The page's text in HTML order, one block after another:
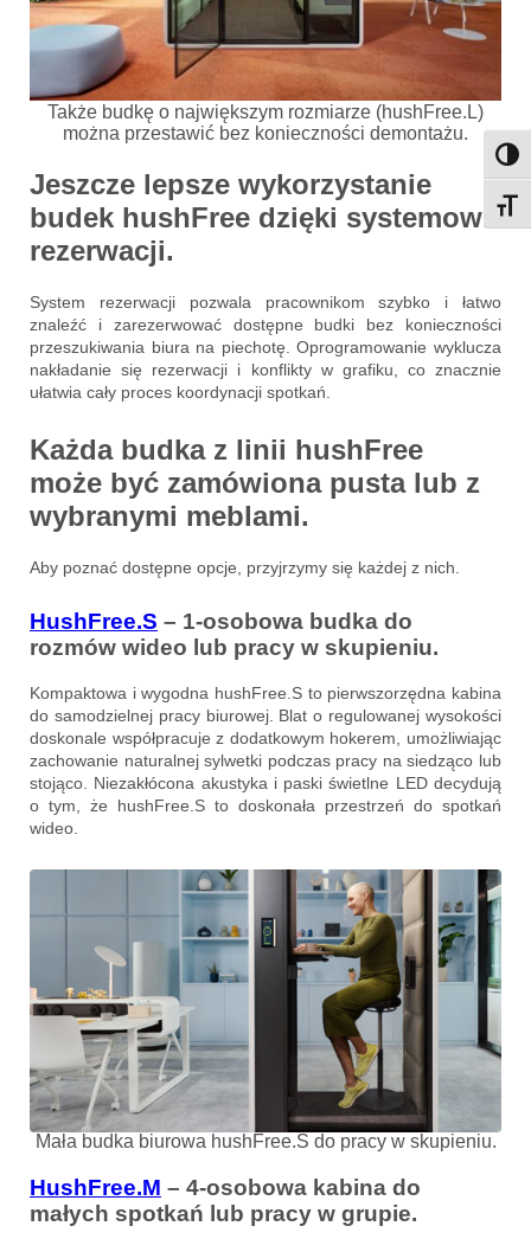
Także budkę o największym rozmiarze (hushFree.L)
można przestawić bez konieczności demontażu.
Jeszcze lepsze wykorzystanie
budek hushFree dzięki systemowi
rezerwacji.
System rezerwacji pozwala pracownikom szybko i łatwo
znaleźć i zarezerwować dostępne budki bez konieczności
przeszukiwania biura na piechotę. Oprogramowanie wyklucza
nakładanie się rezerwacji i konflikty w grafiku, co znacznie
ułatwia cały proces koordynacji spotkań.
Każda budka z linii hushFree
może być zamówiona pusta lub z
wybranymi meblami.
Aby poznać dostępne opcje, przyjrzymy się każdej z nich.
HushFree.S – 1-osobowa budka do
rozmów wideo lub pracy w skupieniu.
Kompaktowa i wygodna hushFree.S to pierwszorzędna kabina
do samodzielnej pracy biurowej. Blat o regulowanej wysokości
doskonale współpracuje z dodatkowym hokerem, umożliwiając
zachowanie naturalnej sylwetki podczas pracy na siedząco lub
stojąco. Niezakłócona akustyka i paski świetlne LED decydują
o tym, że hushFree.S to doskonała przestrzeń do spotkań
wideo.
Mała budka biurowa hushFree.S do pracy w skupieniu.
HushFree.M – 4-osobowa kabina do
małych spotkań lub pracy w grupie.